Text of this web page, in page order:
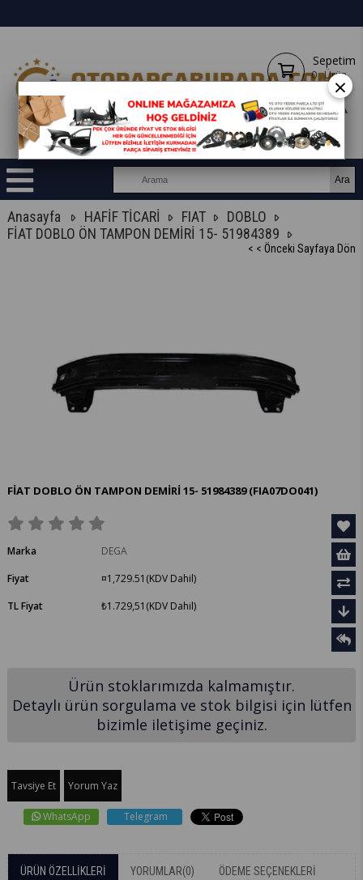
Sepetim
0 Ürün
Anasayfa HAFİF TİCARİ FIAT
DOBLO
FİAT DOBLO ÖN TAMPON DEMİRİ 15- 51984389
< < Önceki Sayfaya Dön
FİAT DOBLO ÖN TAMPON DEMİRİ 15- 51984389(FIA07DO041)
Marka
DEGA
Fiyat
¤1,729.51 (KDV Dahil)
TL Fiyat
₺1.729,51 (KDV Dahil)
Ürün stoklarımızda kalmamıştır.
Detaylı ürün sorgulama ve stok bilgisi için lütfen
bizimle iletişime geçiniz.
Tavsiye Et Yorum Yaz
WhatsApp Telegram
ÜRÜN ÖZELLIKLERI YORUMLAR(0) ÖDEME SEÇENEKLERI
×